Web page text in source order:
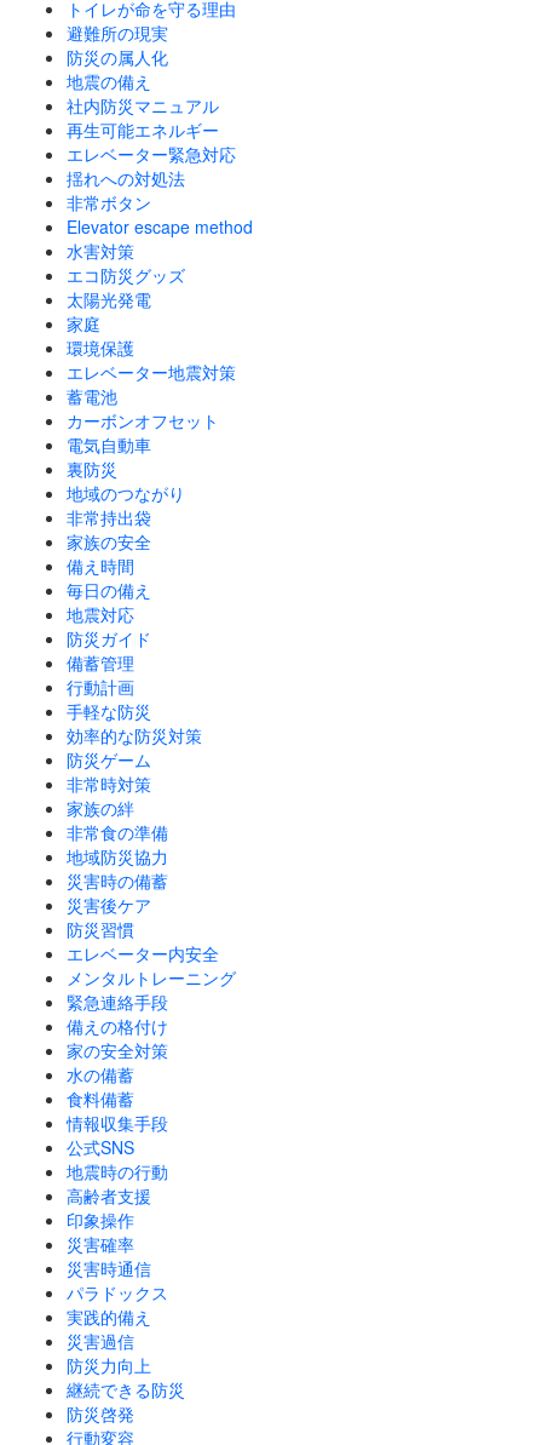
トイレが命を守る理由
避難所の現実
防災の属人化
地震の備え
社内防災マニュアル
再生可能エネルギー
エレベーター緊急対応
揺れへの対処法
非常ボタン
Elevator escape method
水害対策
エコ防災グッズ
太陽光発電
家庭
環境保護
エレベーター地震対策
蓄電池
カーボンオフセット
電気自動車
裏防災
地域のつながり
非常持出袋
家族の安全
備え時間
毎日の備え
地震対応
防災ガイド
備蓄管理
行動計画
手軽な防災
効率的な防災対策
防災ゲーム
非常時対策
家族の絆
非常食の準備
地域防災協力
災害時の備蓄
災害後ケア
防災習慣
エレベーター内安全
メンタルトレーニング
緊急連絡手段
備えの格付け
家の安全対策
水の備蓄
食料備蓄
情報収集手段
公式SNS
地震時の行動
高齢者支援
印象操作
災害確率
災害時通信
パラドックス
実践的備え
災害過信
防災力向上
継続できる防災
防災啓発
行動変容